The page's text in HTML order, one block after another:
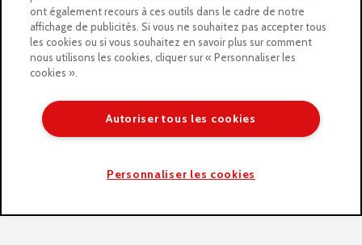
Trouver nos magasins
La newsletter des magasins
Feuilleter le Guide
Marques Beaux-Arts
Matériel pour l’acrylique
ont également recours à ces outils dans le cadre de notre
affichage de publicités. Si vous ne souhaitez pas accepter tous
les cookies ou si vous souhaitez en savoir plus sur comment
nous utilisons les cookies, cliquer sur « Personnaliser les
cookies ».
Autoriser tous les cookies
Personnaliser les cookies